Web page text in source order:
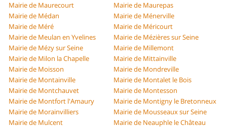
Mairie de Maurecourt
Mairie de Maurepas
Mairie de Médan
Mairie de Ménerville
Mairie de Méré
Mairie de Méricourt
Mairie de Meulan en Yvelines
Mairie de Mézières sur Seine
Mairie de Mézy sur Seine
Mairie de Millemont
Mairie de Milon la Chapelle
Mairie de Mittainville
Mairie de Moisson
Mairie de Mondreville
Mairie de Montainville
Mairie de Montalet le Bois
Mairie de Montchauvet
Mairie de Montesson
Mairie de Montfort l'Amaury
Mairie de Montigny le Bretonneux
Mairie de Morainvilliers
Mairie de Mousseaux sur Seine
Mairie de Mulcent
Mairie de Neauphle le Château